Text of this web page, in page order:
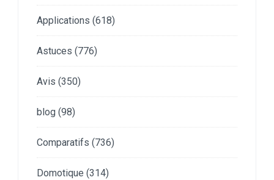
Applications (618)
Astuces (776)
Avis (350)
blog (98)
Comparatifs (736)
Domotique (314)